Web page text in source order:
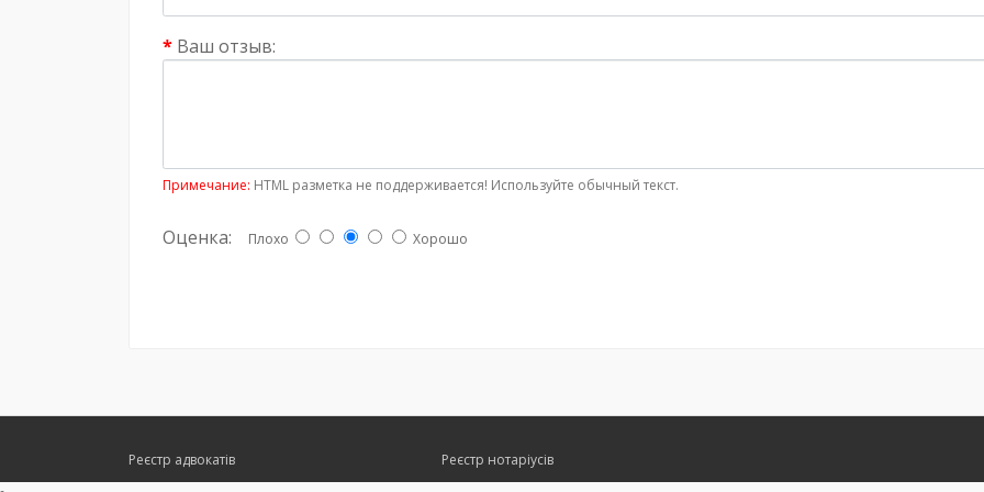
Ваш отзыв:
Примечание: HTML разметка не поддерживается! Используйте обычный текст.
Оценка: Плохо Хорошо
Реєстр адвокатів Реєстр нотаріусів